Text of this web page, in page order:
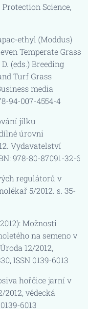
Science,
ethyl (Moddus)
Temperate Grass
(eds.) Breeding
Turf Grass
media
94-007-4554-4
jílku
úrovni
Vydavatelství
978-80-87091-32-6
regulátorů v
5/2012. s. 35-
Možnosti
na semeno v
12/2012,
ISSN 0139-6013
hořčice jarní v
vědecká
6013